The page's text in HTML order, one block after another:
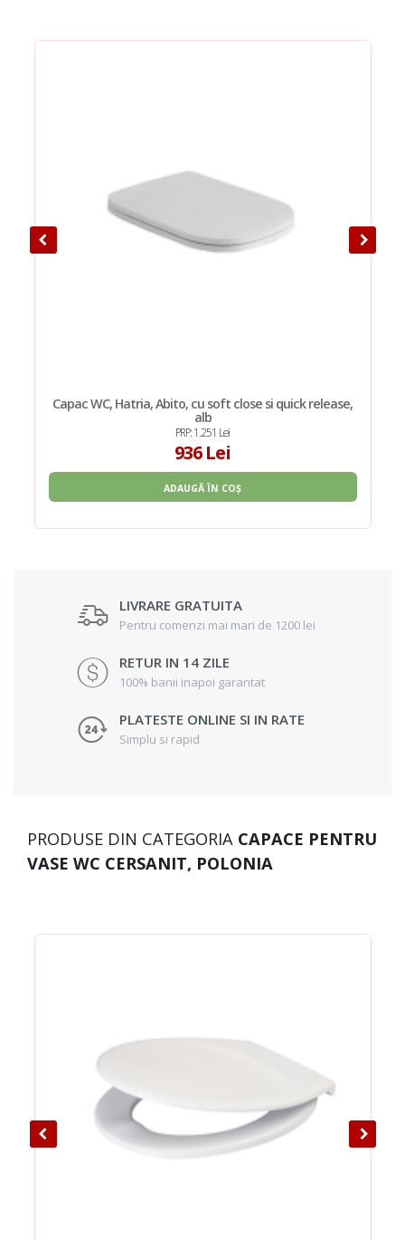
Capac WC, Hatria, Abito, cu soft close si quick release,
alb
PRP: 1.251 Lei
936 Lei
ADAUGĂ ÎN COȘ
LIVRARE GRATUITA
Pentru comenzi mai mari de 1200 lei
RETUR IN 14 ZILE
100% banii inapoi garantat
PLATESTE ONLINE SI IN RATE
Simplu si rapid
PRODUSE DIN CATEGORIA CAPACE PENTRU
VASE WC CERSANIT, POLONIA